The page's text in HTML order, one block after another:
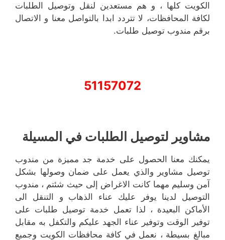
الكويت كلها ، و هم مستعدين لنقل وتوصيل الطلبات
لكافة المحافظات، لا تتردد ابدا بالتواصل معنا و الاتصال
برقم مندوب توصيل طلبات.
51157072
مشاوير لتوصيل الطلبات في المسيلة
يمكنك معنا الحصول على خدمة جد مميزة من مندوب
توصيل مشاوير والذي يعمل على ضمان وصولها بشكل
آمن وسليم مهما كانت الاغراض إلى حيث شئتم ، مندوب
التوصيل لدينا يوفر عليك عناء الذهاب و التنقل الى
الأماكن البعيدة ، لذا تعمل خدمة توصيل طلبات على
توفير الوقت وتوفير عناء الجهد عليكم والتكفل به مقابل
مبالغ بسيطة ، نعمل في كافة محافظات الكويت وجميع